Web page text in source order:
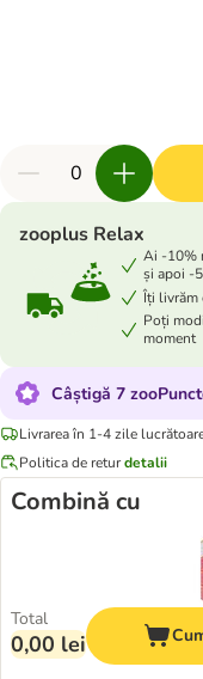
zooplus Relax
Ai -10%
și apoi -
Îți livrăm
Poți
moment
Câștigă 7
Livrarea în 1-4 zile
Politica de returdetalii
Combină cu
Total
0,00 lei